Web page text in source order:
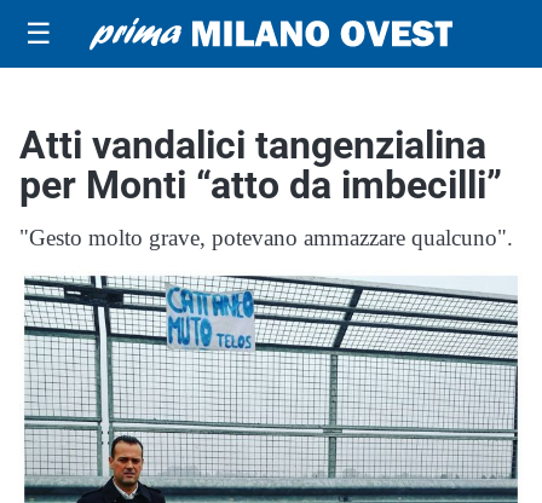
☰
Atti vandalici tangenzialina
per Monti “atto da imbecilli”
"Gesto molto grave, potevano ammazzare qualcuno".